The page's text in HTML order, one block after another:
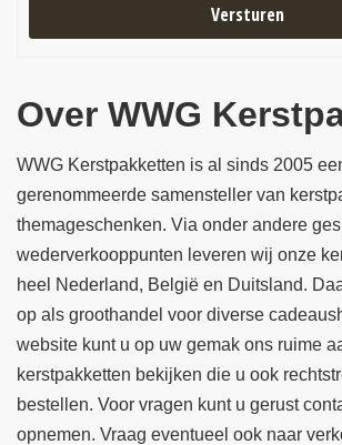
Versturen
Over WWG
WWG Kerstpakketten is al sinds 2005
gerenommeerde samensteller van
themageschenken. Via onder andere
wederverkooppunten leveren wij onze
heel Nederland, België en Duitsland.
op als groothandel voor diverse
website kunt u op uw gemak ons ruime
kerstpakketten bekijken die u ook
bestellen. Voor vragen kunt u gerust
opnemen. Vraag eventueel ook naar